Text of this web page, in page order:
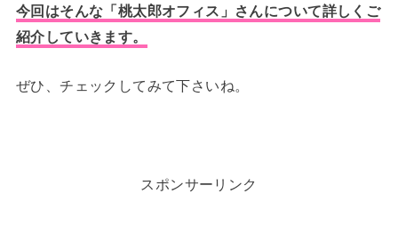
今回はそんな「桃太郎オフィス」さんについて詳しくご
紹介していきます。
ぜひ、チェックしてみて下さいね。
スポンサーリンク